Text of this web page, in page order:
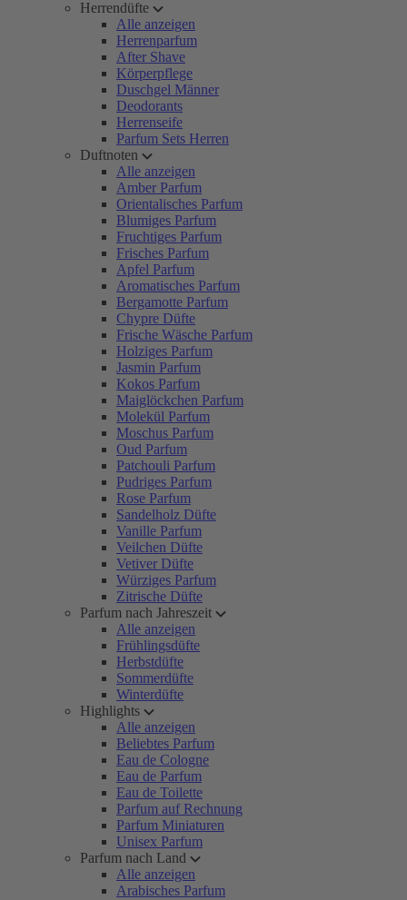
Herrendüfte
Alle anzeigen
Herrenparfum
After Shave
Körperpflege
Duschgel Männer
Deodorants
Herrenseife
Parfum Sets Herren
Duftnoten
Alle anzeigen
Amber Parfum
Orientalisches Parfum
Blumiges Parfum
Fruchtiges Parfum
Frisches Parfum
Apfel Parfum
Aromatisches Parfum
Bergamotte Parfum
Chypre Düfte
Frische Wäsche Parfum
Holziges Parfum
Jasmin Parfum
Kokos Parfum
Maiglöckchen Parfum
Molekül Parfum
Moschus Parfum
Oud Parfum
Patchouli Parfum
Pudriges Parfum
Rose Parfum
Sandelholz Düfte
Vanille Parfum
Veilchen Düfte
Vetiver Düfte
Würziges Parfum
Zitrische Düfte
Parfum nach Jahreszeit
Alle anzeigen
Frühlingsdüfte
Herbstdüfte
Sommerdüfte
Winterdüfte
Highlights
Alle anzeigen
Beliebtes Parfum
Eau de Cologne
Eau de Parfum
Eau de Toilette
Parfum auf Rechnung
Parfum Miniaturen
Unisex Parfum
Parfum nach Land
Alle anzeigen
Arabisches Parfum